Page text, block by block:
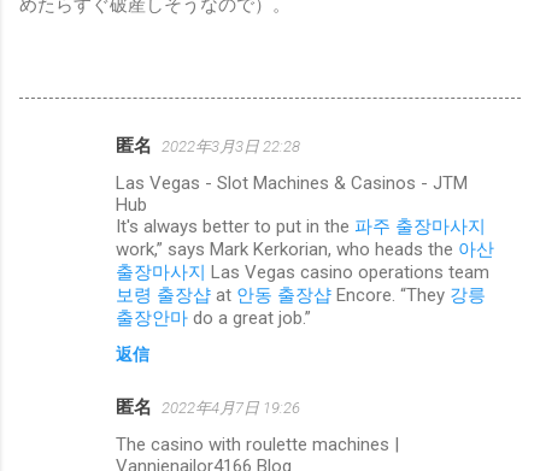
めたらすぐ破産しそうなので）。
匿名 2022年3月3日 22:28
Las Vegas - Slot Machines & Casinos - JTM
Hub
It's always better to put in the 파주 출장마사지
work,” says Mark Kerkorian, who heads the 아산
출장마사지 Las Vegas casino operations team
보령 출장샵 at 안동 출장샵 Encore. “They 강릉
출장안마 do a great job.”
返信
匿名 2022年4月7日 19:26
The casino with roulette machines |
Vannienailor4166 Blog